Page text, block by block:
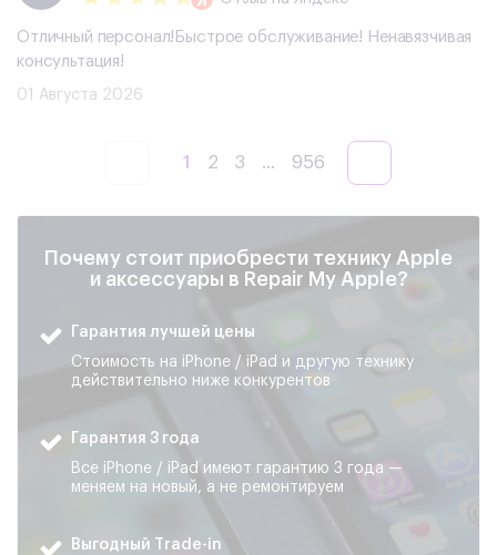
Отличный персонал!Быстрое обслуживание! Ненавязчивая
консультация!
01 Августа 2026
1 2 3 ... 956
Почему стоит приобрести технику Apple
и аксессуары в Repair My Apple?
Гарантия лучшей цены
Стоимость на iPhone / iPad и другую технику
действительно ниже конкурентов
Гарантия 3 года
Все iPhone / iPad имеют гарантию 3 года —
меняем на новый, а не ремонтируем
Выгодный Trade-in